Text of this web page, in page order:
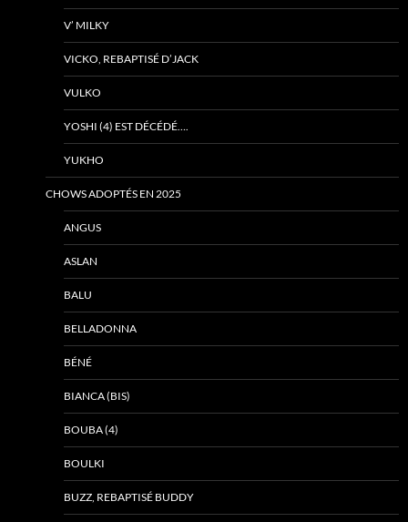
V’ MILKY
VICKO, REBAPTISÉ D’JACK
VULKO
YOSHI (4) EST DÉCÉDÉ….
YUKHO
CHOWS ADOPTÉS EN 2025
ANGUS
ASLAN
BALU
BELLADONNA
BÉNÉ
BIANCA (BIS)
BOUBA (4)
BOULKI
BUZZ, REBAPTISÉ BUDDY